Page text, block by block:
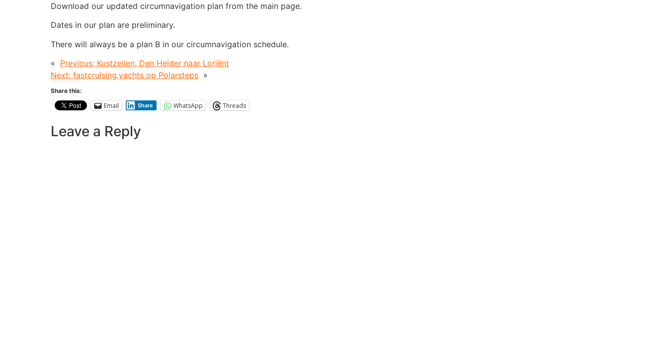
Download our updated circumnavigation plan from the main page.
Dates in our plan are preliminary.
There will always be a plan B in our circumnavigation schedule.
« Previous: Kustzeilen, Den Helder naar Loriënt
Next: fastcruising.yachts op Polarsteps »
Share this:
Email Share WhatsApp Threads
Leave a Reply